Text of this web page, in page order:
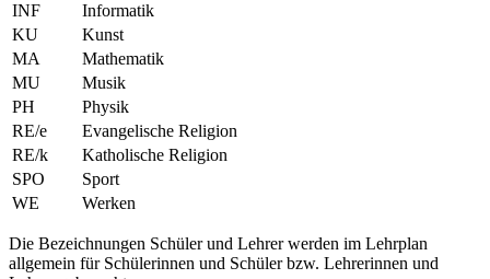
INF
Informatik
KU
Kunst
MA
Mathematik
MU
Musik
PH
Physik
RE/e
Evangelische Religion
RE/k
Katholische Religion
SPO
Sport
WE
Werken
Die Bezeichnungen Schüler und Lehrer werden im Lehrplan
allgemein für Schülerinnen und Schüler bzw. Lehrerinnen und